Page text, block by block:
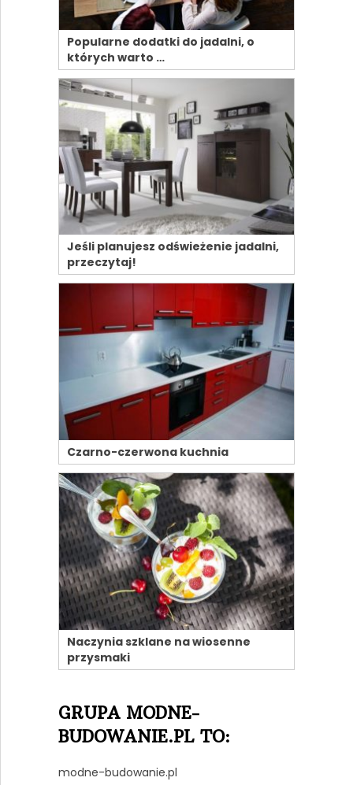
Popularne dodatki do jadalni, o
których warto …
Jeśli planujesz odświeżenie jadalni,
przeczytaj!
Czarno-czerwona kuchnia
Naczynia szklane na wiosenne
przysmaki
GRUPA MODNE-
BUDOWANIE.PL TO:
modne-budowanie.pl